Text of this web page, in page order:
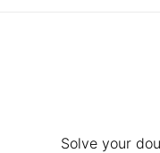
Solve your